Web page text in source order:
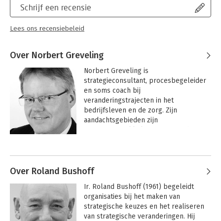
Schrijf een recensie
Lees ons recensiebeleid
Over Norbert Greveling
Norbert Greveling is
strategieconsultant, procesbegeleider
en soms coach bij
veranderingstrajecten in het
bedrijfsleven en de zorg. Zijn
aandachtsgebieden zijn
versterken van de
organisaties.
Greveling werkt vanuit Business Fit-
ality, een management adviesbureau
Over Roland Bushoff
Ir. Roland Bushoff (1961) begeleidt
organisaties bij het maken van
strategische keuzes en het realiseren
van strategische veranderingen. Hij